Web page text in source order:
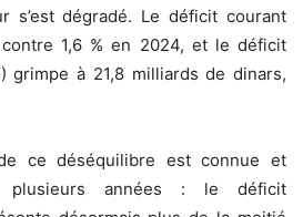
s’est dégradé. Le déficit courant
1,6 % en 2024, et le déficit
grimpe à 21,8 milliards de dinars,
ce déséquilibre est connue et
plusieurs années : le déficit